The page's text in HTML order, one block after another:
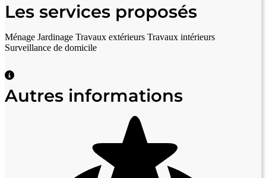
Les services proposés
Ménage Jardinage Travaux extérieurs Travaux intérieurs
Surveillance de domicile
Autres informations